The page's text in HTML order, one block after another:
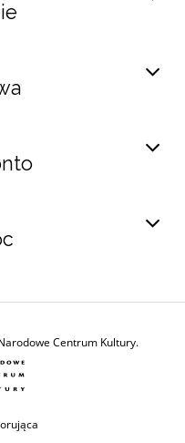
Centrum Kultury.
Ministerstwo Kultury i